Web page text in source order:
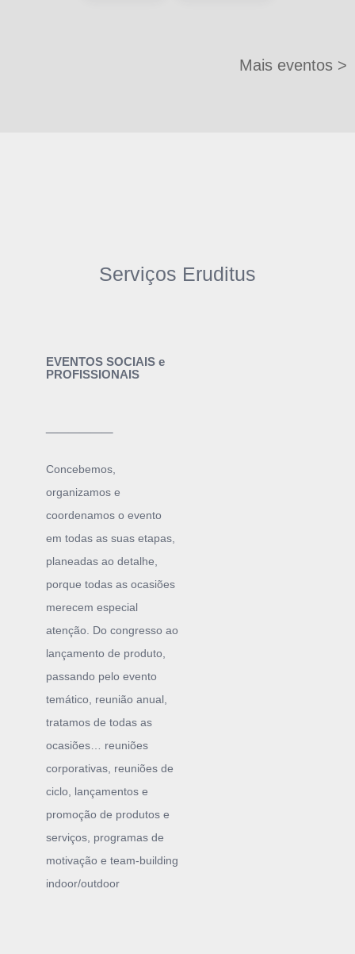
Mais eventos >
Serviços Eruditus
EVENTOS SOCIAIS e
PROFISSIONAIS
Concebemos,
organizamos e
coordenamos o evento
em todas as suas etapas,
planeadas ao detalhe,
porque todas as ocasiões
merecem especial
atenção. Do congresso ao
lançamento de produto,
passando pelo evento
temático, reunião anual,
tratamos de todas as
ocasiões… reuniões
corporativas, reuniões de
ciclo, lançamentos e
promoção de produtos e
serviços, programas de
motivação e team-building
indoor/outdoor